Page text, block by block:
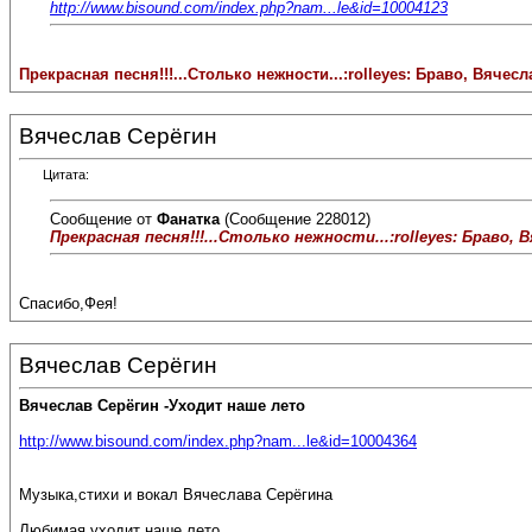
http://www.bisound.com/index.php?nam...le&id=10004123
Прекрасная песня!!!...Столько нежности...:rolleyes: Браво,
Вячеслав Серёгин
Цитата:
Сообщение от Фанатка (Сообщение 228012)
Прекрасная песня!!!...Столько нежности...:rolleyes: Браво,
Спасибо,Фея!
Вячеслав Серёгин
Вячеслав Серёгин -Уходит наше лето
http://www.bisound.com/index.php?nam...le&id=10004364
Музыка,стихи и вокал Вячеслава Серёгина